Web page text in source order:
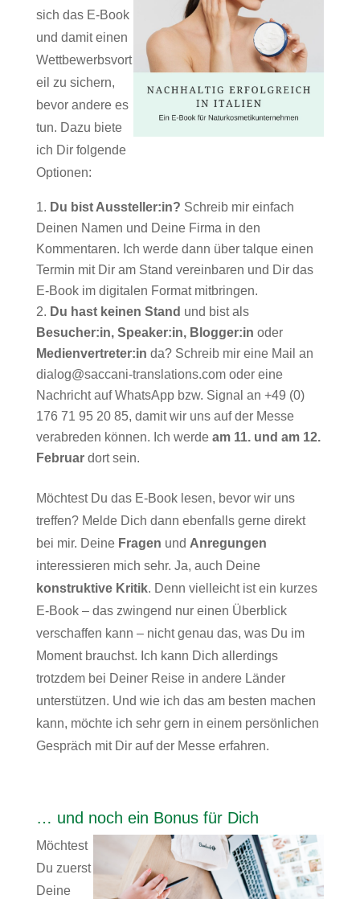
sich das E-Book
und damit einen
Wettbewerbsvort
eil zu sichern,
bevor andere es
tun. Dazu biete
ich Dir folgende
Optionen:
Du bist Aussteller:in? Schreib mir einfach
Deinen Namen und Deine Firma in den
Kommentaren. Ich werde dann über talque einen
Termin mit Dir am Stand vereinbaren und Dir das
E-Book im digitalen Format mitbringen.
Du hast keinen Stand und bist als
Besucher:in, Speaker:in, Blogger:in oder
Medienvertreter:in da? Schreib mir eine Mail an
dialog@saccani-translations.comoder eine
Nachricht auf WhatsApp bzw. Signal an +49 (0)
176 71 95 20 85, damit wir uns auf der Messe
verabreden können. Ich werde am 11. und am 12.
Februardort sein.
Möchtest Du das E-Book lesen, bevor wir uns
treffen? Melde Dich dann ebenfalls gerne direkt
bei mir. Deine Fragen und Anregungen
interessieren mich sehr. Ja, auch Deine
konstruktive Kritik. Denn vielleicht ist ein kurzes
E-Book – das zwingend nur einen Überblick
verschaffen kann – nicht genau das, was Du im
Moment brauchst. Ich kann Dich allerdings
trotzdem bei Deiner Reise in andere Länder
unterstützen. Und wie ich das am besten machen
kann, möchte ich sehr gern in einem persönlichen
Gespräch mit Dir auf der Messe erfahren.
… und noch ein Bonus für Dich
Möchtest
Du zuerst
Deine